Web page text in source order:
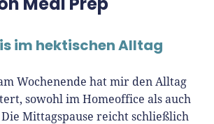
im hektischen Alltag
Wochenende hat mir den Alltag
sowohl im Homeoffice als auch
Mittagspause reicht schließlich